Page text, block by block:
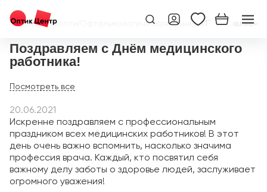
Главная/Новости Офтальмологическая клиника/Поздравляем
Поздравляем с Днём медицинского
работника!
20.06.2021
Искренне поздравляем с профессиональным
праздником всех медицинских работников! В этот
день очень важно вспомнить, насколько значима
профессия врача. Каждый, кто посвятил себя
важному делу заботы о здоровье людей, заслуживает
огромного уважения!